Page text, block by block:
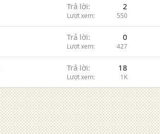
Trả lời 2
Lượt xem 550
Trả lời 0
Lượt xem 427
Trả lời 18
Lượt xem 1K